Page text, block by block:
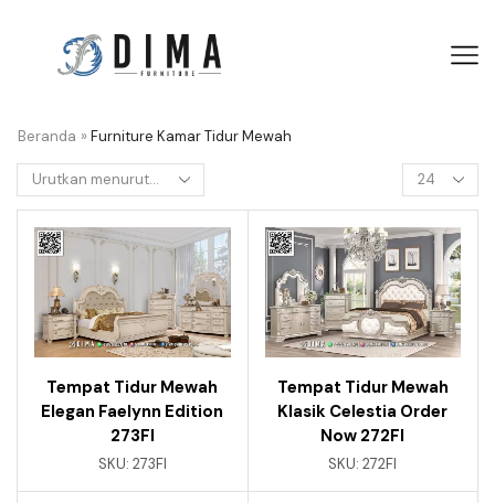
Beranda » Furniture Kamar Tidur Mewah
Tempat Tidur Mewah
Elegan Faelynn Edition
273FI
SKU: 273FI
Tempat Tidur Mewah
Klasik Celestia Order
Now 272FI
SKU:272FI